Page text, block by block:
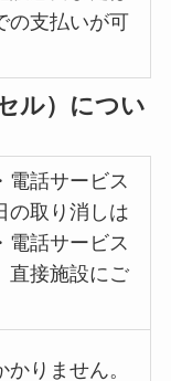
の支払いが可
ル）につい
電話サービス
の取り消しは
電話サービス
直接施設にご
りません。